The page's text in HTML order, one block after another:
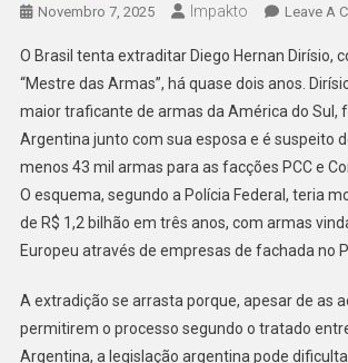
Novembro 7, 2025 Impakto Leave A
O Brasil tenta extraditar Diego Hernan Dirísio,
“Mestre das Armas”, há quase dois anos.
maior traficante de armas da América do Sul,
Argentina junto com sua esposa e é suspeito
menos 43 mil armas para as facções PCC e
O esquema, segundo a Polícia Federal, teria
de R$ 1,2 bilhão em três anos, com armas
Europeu através de empresas de fachada no
A extradição se arrasta porque, apesar de as
permitirem o processo segundo o tratado
Argentina, a legislação argentina pode